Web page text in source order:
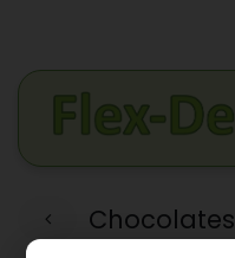
Chocolates